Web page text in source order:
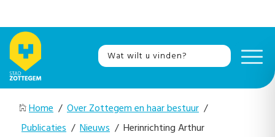
Home / Over Zottegem en haar bestuur /
Publicaties / Nieuws / Herinrichting Arthur